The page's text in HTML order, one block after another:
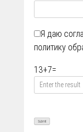
Я даю
политику
13+7=